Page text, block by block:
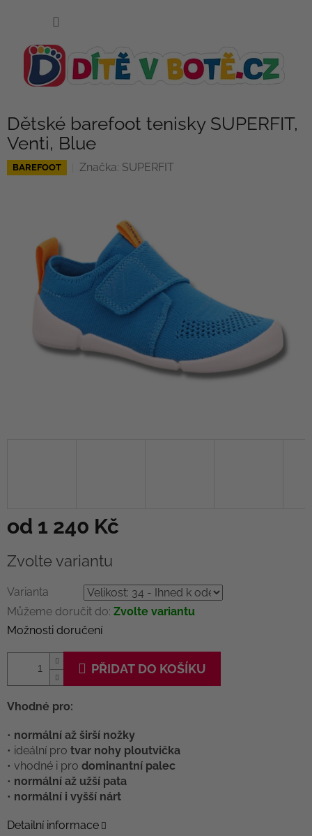
Dětské barefoot tenisky SUPERFIT,
Venti, Blue
BAREFOOT Značka: SUPERFIT
od 1 240 Kč
cena:
Zvolte variantu
Varianta
Můžeme doručit do: Zvolte variantu
Možnosti doručení
PŘIDAT DO KOŠÍKU
Vhodné pro:
• normální až širší nožky
• ideální pro tvar nohy ploutvička
• vhodné i pro dominantní palec
• normální až užší pata
• normální i vyšší nárt
Detailní informace